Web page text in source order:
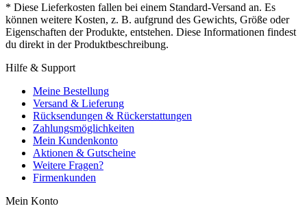
* Diese Lieferkosten fallen bei einem Standard-Versand an. Es
können weitere Kosten, z. B. aufgrund des Gewichts, Größe oder
Eigenschaften der Produkte, entstehen. Diese Informationen findest
du direkt in der Produktbeschreibung.
Hilfe & Support
Meine Bestellung
Versand & Lieferung
Rücksendungen & Rückerstattungen
Zahlungsmöglichkeiten
Mein Kundenkonto
Aktionen & Gutscheine
Weitere Fragen?
Firmenkunden
Mein Konto